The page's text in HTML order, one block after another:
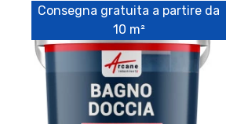
Consegna gratuita a partire da
10 m²